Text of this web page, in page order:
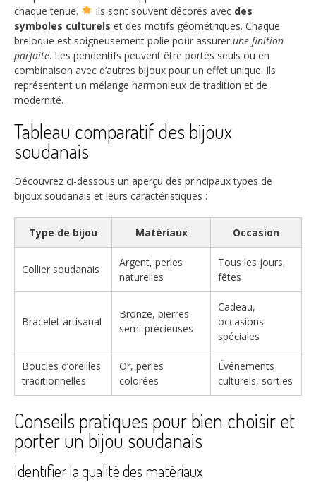
chaque tenue.
Ils sont souvent décorés avec des
symboles culturels et des motifs géométriques. Chaque
breloque est soigneusement polie pour assurer une finition
parfaite. Les pendentifs peuvent être portés seuls ou en
combinaison avec d’autres bijoux pour un effet unique. Ils
représentent un mélange harmonieux de tradition et de
modernité.
Tableau comparatif des bijoux
soudanais
Découvrez ci-dessous un aperçu des principaux types de
bijoux soudanais et leurs caractéristiques :
Type de bijou Matériaux Occasion
Collier soudanais
Argent, perles
naturelles
Tous les jours,
fêtes
Bracelet artisanal
Bronze, pierres
semi-précieuses
Cadeau,
occasions
spéciales
Boucles d’oreilles
traditionnelles
Or, perles
colorées
Événements
culturels, sorties
Conseils pratiques pour bien choisir et
porter un bijou soudanais
Identifier la qualité des matériaux